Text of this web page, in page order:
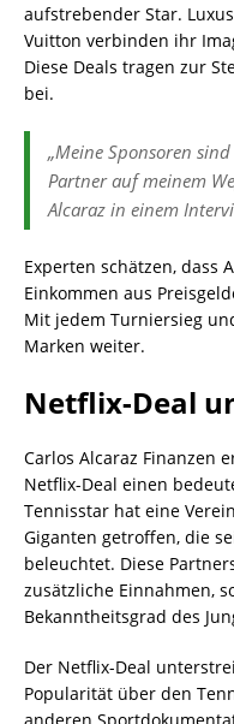
aufstrebender Star.
Vuitton verbinden ihr
Diese Deals tragen zur
bei.
„Meine Sponsoren
Partner auf meinem
Alcaraz in einem
Experten schätzen, dass
Einkommen aus
Mit jedem Turniersieg
Marken weiter.
Netflix-Deal
Carlos Alcaraz Finanzen
Netflix-Deal einen
Tennisstar hat eine
Giganten getroffen, die
beleuchtet. Diese
zusätzliche Einnahmen,
Bekanntheitsgrad des
Der Netflix-Deal
Popularität über den